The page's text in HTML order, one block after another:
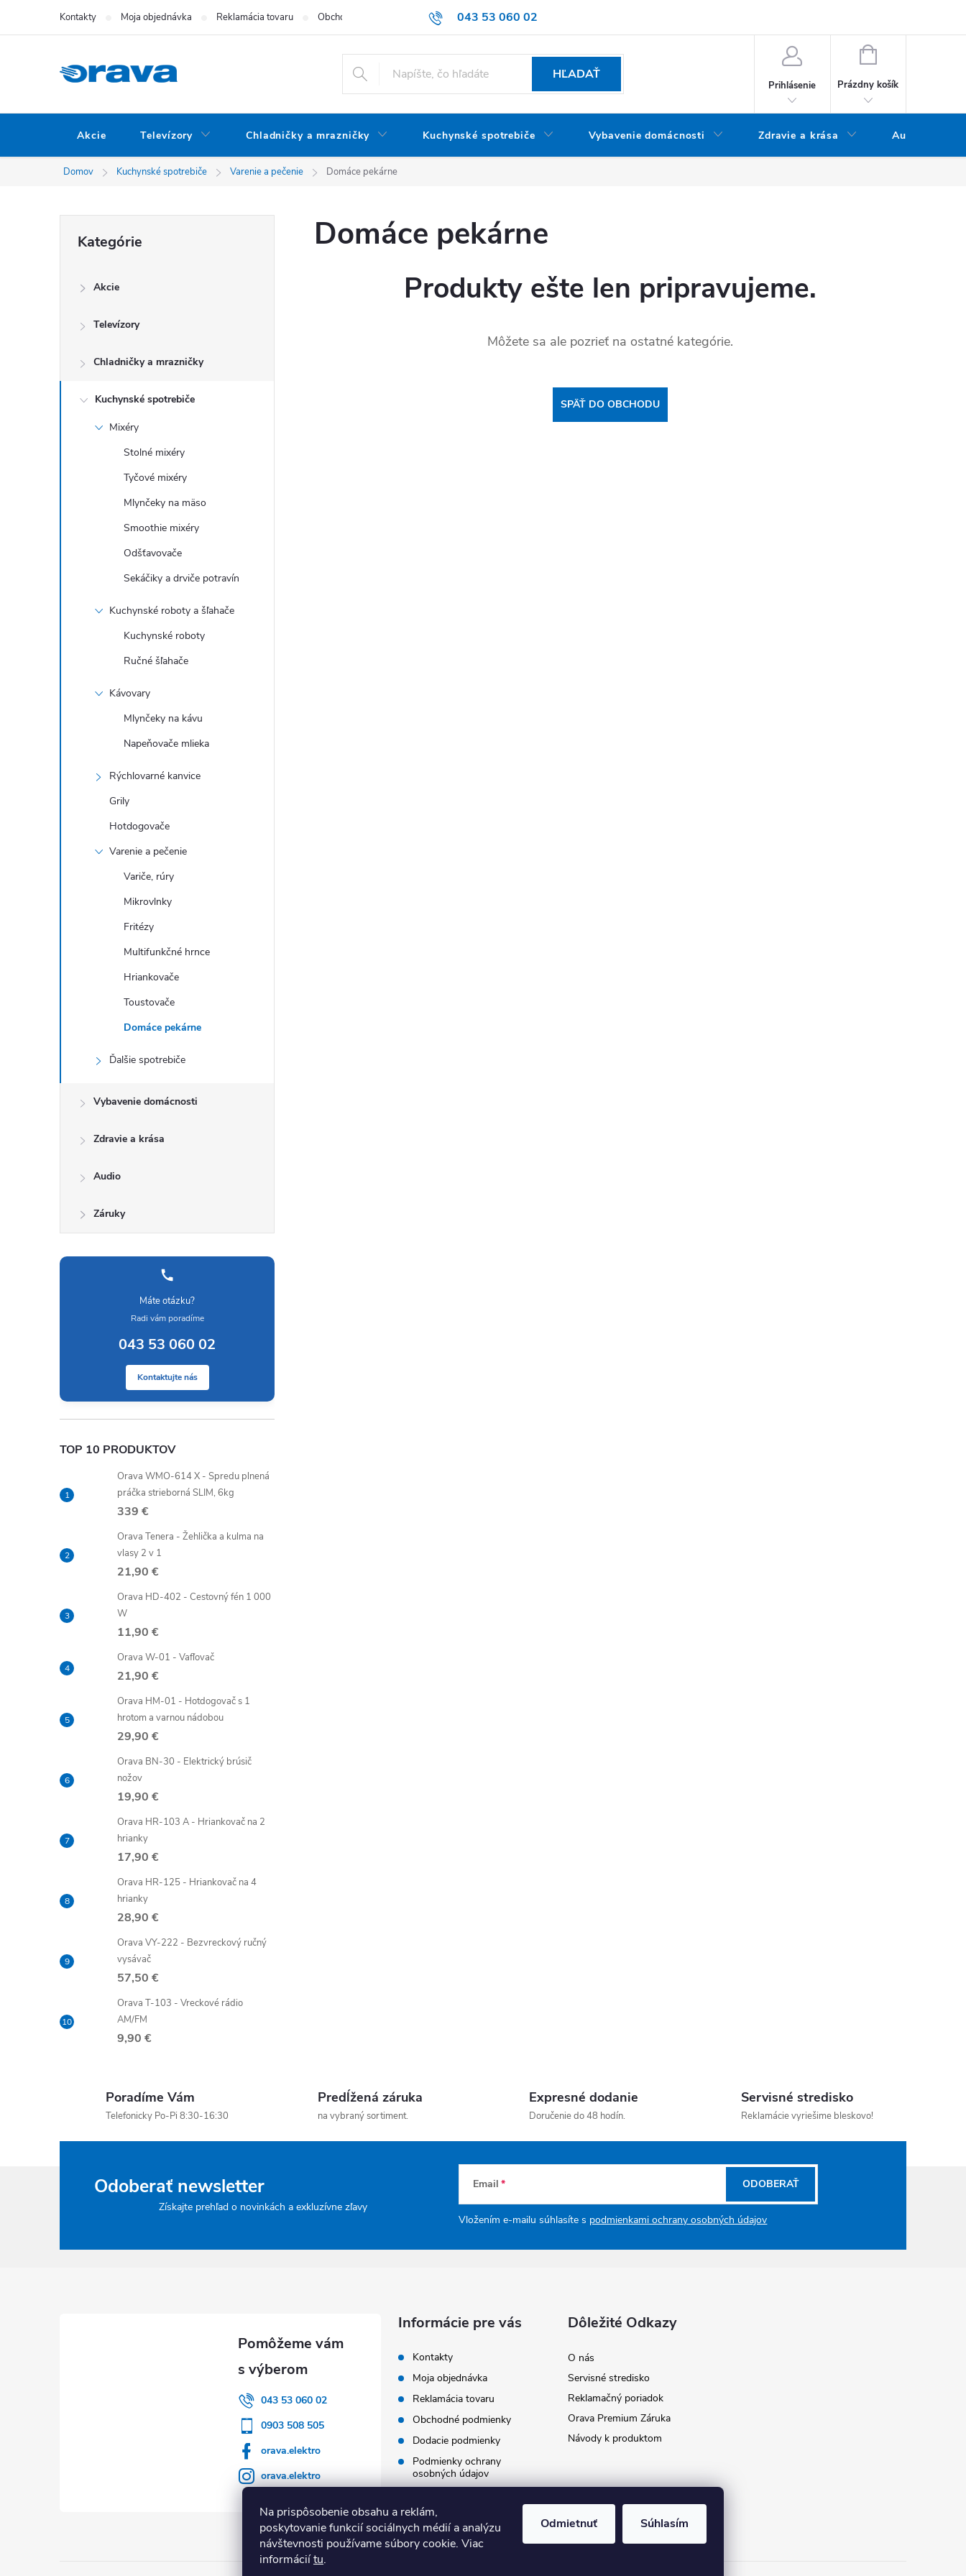
Na prispôsobenie obsahu a reklám,
poskytovanie funkcií sociálnych médií a analýzu
návštevnosti používame súbory cookie. Viac
informáciítu.
Odmietnuť Súhlasím
Prejsť na obsah 043 53 060 02
Kontakty Moja objednávka Reklamácia tovaru Obchodné podmienky Dodacie podmienky
HĽADAŤ
Prihlásenie
NÁKUPNÝ KOŠÍK
Prázdny košík
Akcie Televízory Chladničky a mrazničky Kuchynské spotrebiče Vybavenie domácnosti Zdravie a krása Audio
Domov Kuchynské spotrebiče Varenie a pečenie Domáce pekárne
Bočný panel
Kategórie
Akcie
Televízory
Chladničky a mrazničky
Kuchynské spotrebiče
Mixéry
Stolné mixéry
Tyčové mixéry
Mlynčeky na mäso
Smoothie mixéry
Odšťavovače
Sekáčiky a drviče potravín
Kuchynské roboty a šľahače
Kuchynské roboty
Ručné šľahače
Kávovary
Mlynčeky na kávu
Napeňovače mlieka
Rýchlovarné kanvice
Grily
Hotdogovače
Varenie a pečenie
Variče, rúry
Mikrovlnky
Fritézy
Multifunkčné hrnce
Hriankovače
Toustovače
Domáce pekárne
Ďalšie spotrebiče
Vybavenie domácnosti
Zdravie a krása
Audio
Záruky
Máte otázku?
Radi vám poradíme
043 53 060 02
Kontaktujte nás
TOP 10 PRODUKTOV
Orava WMO-614 X - Spredu plnená
práčka strieborná SLIM, 6kg
339 €
Orava Tenera - Žehlička a kulma na
vlasy 2 v 1
21,90 €
Orava HD-402 - Cestovný fén 1 000
W
11,90 €
Orava W-01 - Vafľovač
21,90 €
Orava HM-01 - Hotdogovač s 1
hrotom a varnou nádobou
29,90 €
Orava BN-30 - Elektrický brúsič
nožov
19,90 €
Orava HR-103 A - Hriankovač na 2
hrianky
17,90 €
Orava HR-125 - Hriankovač na 4
hrianky
28,90 €
Orava VY-222 - Bezvreckový ručný
vysávač
57,50 €
Orava T-103 - Vreckové rádio
AM/FM
9,90 €
Domáce pekárne
Produkty ešte len pripravujeme.
Môžete sa ale pozrieť na ostatné kategórie.
SPÄŤ DO OBCHODU
Poradíme Vám
Telefonicky Po-Pi 8:30-16:30
Predĺžená záruka
na vybraný sortiment.
Expresné dodanie
Doručenie do 48 hodín.
Servisné stredisko
Reklamácie vyriešime bleskovo!
Odoberať newsletter
Získajte prehľad o novinkách a exkluzívne zľavy
Email
Vložením e-mailu súhlasíte s podmienkami ochrany osobných údajov
ODOBERAŤ
043 53 060 02
0903 508 505
orava.elektro
orava.elektro
Informácie pre vás
Kontakty
Moja objednávka
Reklamácia tovaru
Obchodné podmienky
Dodacie podmienky
Podmienky ochrany
osobných údajov
Blog
Vrátenie tovaru
Dôležité Odkazy
O nás
Servisné stredisko
Reklamačný poriadok
Orava Premium Záruka
Návody k produktom